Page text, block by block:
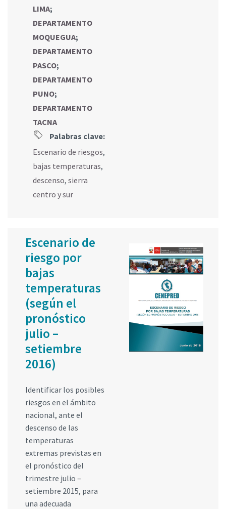
LIMA;
DEPARTAMENTO
MOQUEGUA;
DEPARTAMENTO
PASCO;
DEPARTAMENTO
PUNO;
DEPARTAMENTO
TACNA
Palabras clave:
Escenario de riesgos,
bajas temperaturas,
descenso, sierra
centro y sur
Escenario de
riesgo por
bajas
temperaturas
(según el
pronóstico
julio –
setiembre
2016)
Identificar los posibles
riesgos en el ámbito
nacional, ante el
descenso de las
temperaturas
extremas previstas en
el pronóstico del
trimestre julio –
setiembre 2015, para
una adecuada